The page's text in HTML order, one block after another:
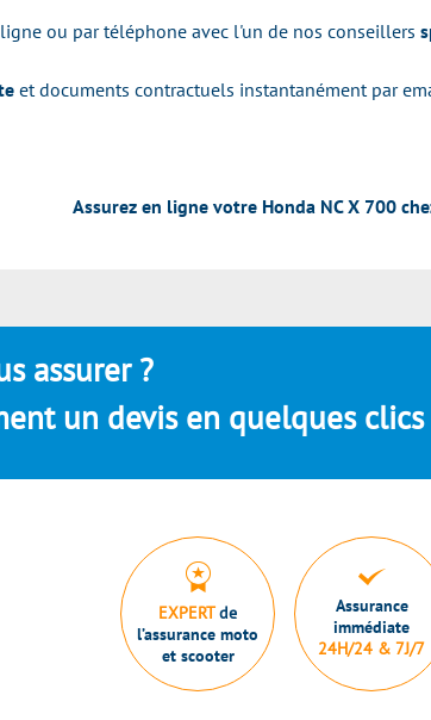
ou par téléphone avec l'un de nos conseillers
et documents contractuels instantanément par
Assurez en ligne votre Honda NC X 700
assurer ?
un devis en quelques
EXPERTde
l’assurance moto
et scooter
Assurance
immédiate
24H/24 & 7J/7